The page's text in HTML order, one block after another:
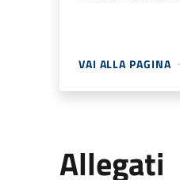
VAI ALLA PAGINA
Allegati